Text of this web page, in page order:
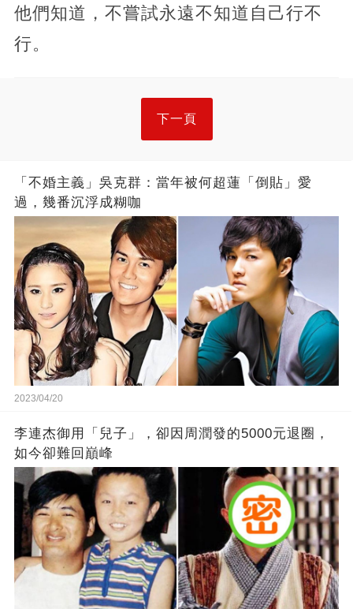
他們知道，不嘗試永遠不知道自己行不
行。
下一頁
「不婚主義」吳克群：當年被何超蓮「倒貼」愛
過，幾番沉浮成糊咖
2023/04/20
李連杰御用「兒子」，卻因周潤發的5000元退圈，
如今卻難回巔峰